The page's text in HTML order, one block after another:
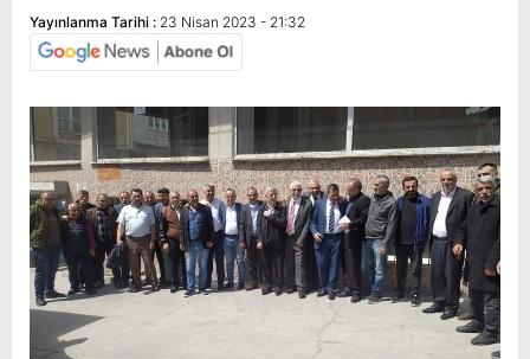
Yayınlanma Tarihi : 23 Nisan 2023 - 21:32